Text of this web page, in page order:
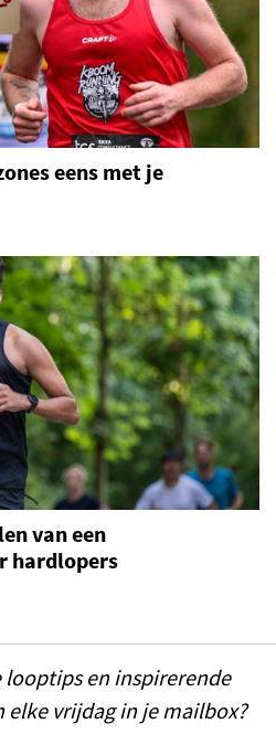
eens met je
van een
hardlopers
looptips en inspirerende
elke vrijdag in je mailbox?